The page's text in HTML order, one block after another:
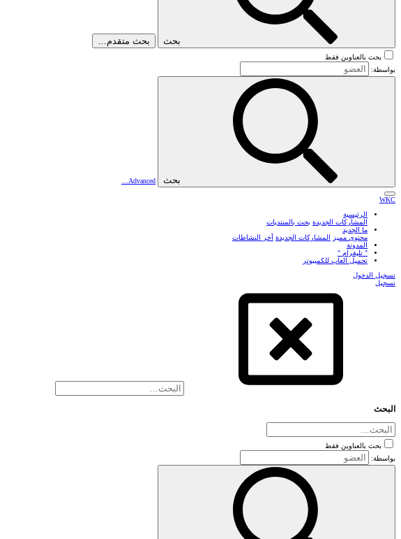
بحث بحث متقدم…
بحث بالعناوين فقط
بواسطة:
بحث Advanced…
WKC
الرئيسية
المشاركات الجديدة بحث بالمنتديات
ما الجديد
محتوى مميز
المشاركات الجديدة آخر النشاطات
المدونة
" تليغرام "
تحميل العاب للكمبيوتر
تسجيل الدخول
تسجيل
البحث
بحث بالعناوين فقط
بواسطة: